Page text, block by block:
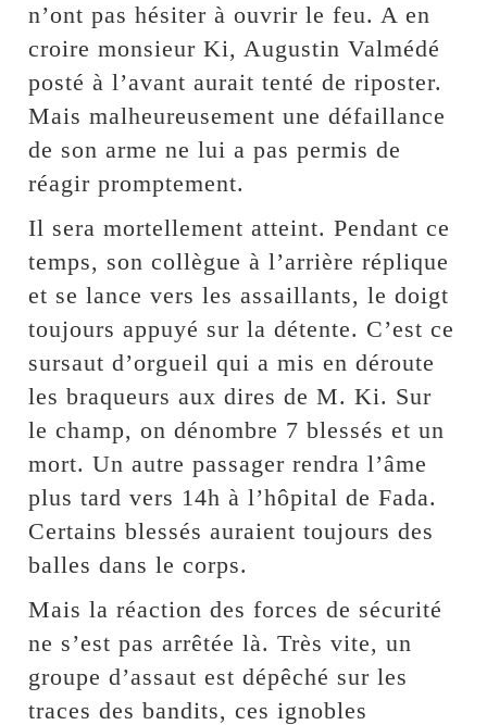
n’ont pas hésiter à ouvrir le feu. A en
croire monsieur Ki, Augustin Valmédé
posté à l’avant aurait tenté de riposter.
Mais malheureusement une défaillance
de son arme ne lui a pas permis de
réagir promptement.
Il sera mortellement atteint. Pendant ce
temps, son collègue à l’arrière réplique
et se lance vers les assaillants, le doigt
toujours appuyé sur la détente. C’est ce
sursaut d’orgueil qui a mis en déroute
les braqueurs aux dires de M. Ki. Sur
le champ, on dénombre 7 blessés et un
mort. Un autre passager rendra l’âme
plus tard vers 14h à l’hôpital de Fada.
Certains blessés auraient toujours des
balles dans le corps.
Mais la réaction des forces de sécurité
ne s’est pas arrêtée là. Très vite, un
groupe d’assaut est dépêché sur les
traces des bandits, ces ignobles